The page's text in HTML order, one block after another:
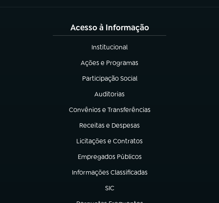
Acesso à Informação
Institucional
(abre em nova aba)
Ações e Programas
(abre em nova aba)
Participação Social
(abre em nova aba)
Auditorias
(abre em nova aba)
Convênios e Transferências
(abre em nova aba)
Receitas e Despesas
(abre em nova aba)
Licitações e Contratos
(abre em nova aba)
Empregados Públicos
(abre em nova aba)
Informações Classificadas
(abre em nova aba)
SIC
(abre em nova aba)